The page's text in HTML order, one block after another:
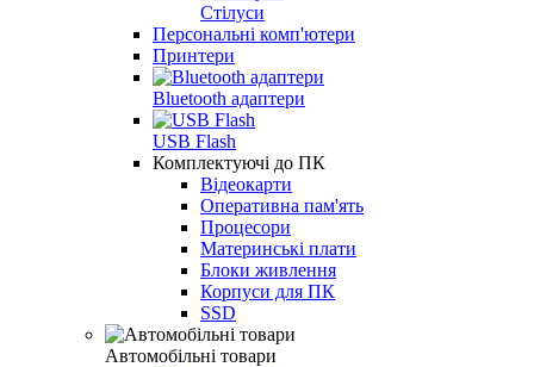
Стілуси
Персональні комп'ютери
Принтери
Bluetooth адаптери
USB Flash
Комплектуючі до ПК
Відеокарти
Оперативна пам'ять
Процесори
Материнські плати
Блоки живлення
Корпуси для ПК
SSD
Автомобільні товари